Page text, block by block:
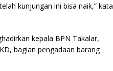
kunjungan ini bisa naik,” kata
kepala BPN Takalar,
bagian pengadaan barang